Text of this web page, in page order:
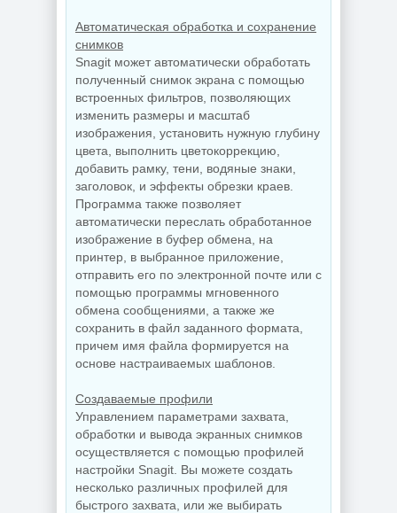
Редактор
изображений
FastStone Capture
11.3 + Portable
Деинсталлятор
программ IObit
Uninstaller Pro
15.6.0.6
Дефрагментатор
дисков O&O
Defrag
Professional +
Server 31.3 Build
26064 by KpoJIuK
NEW
PDF редактор
Wondershare
12.1.28.4370
NEW
Диспетчер задач
NEW
Автоматическая обработка и сохранение
снимков
Snagit может автоматически обработать
полученный снимок экрана с помощью
встроенных фильтров, позволяющих
изменить размеры и масштаб
изображения, установить нужную глубину
цвета, выполнить цветокоррекцию,
добавить рамку, тени, водяные знаки,
заголовок, и эффекты обрезки краев.
Программа также позволяет
автоматически переслать обработанное
изображение в буфер обмена, на
принтер, в выбранное приложение,
отправить его по электронной почте или с
помощью программы мгновенного
обмена сообщениями, а также же
сохранить в файл заданного формата,
причем имя файла формируется на
основе настраиваемых шаблонов.
Создаваемые профили
Управлением параметрами захвата,
обработки и вывода экранных снимков
осуществляется с помощью профилей
настройки Snagit. Вы можете создать
несколько различных профилей для
быстрого захвата, или же выбирать